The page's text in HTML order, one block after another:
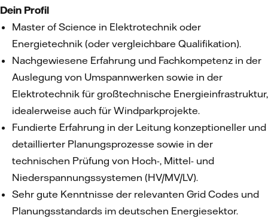
Dein Profil
Master of Science in Elektrotechnik oder
Energietechnik (oder vergleichbare Qualifikation).
Nachgewiesene Erfahrung und Fachkompetenz in der
Auslegung von Umspannwerken sowie in der
Elektrotechnik für großtechnische Energieinfrastruktur,
idealerweise auch für Windparkprojekte.
Fundierte Erfahrung in der Leitung konzeptioneller und
detaillierter Planungsprozesse sowie in der
technischen Prüfung von Hoch-, Mittel- und
Niederspannungssystemen (HV/MV/LV).
Sehr gute Kenntnisse der relevanten Grid Codes und
Planungsstandards im deutschen Energiesektor.